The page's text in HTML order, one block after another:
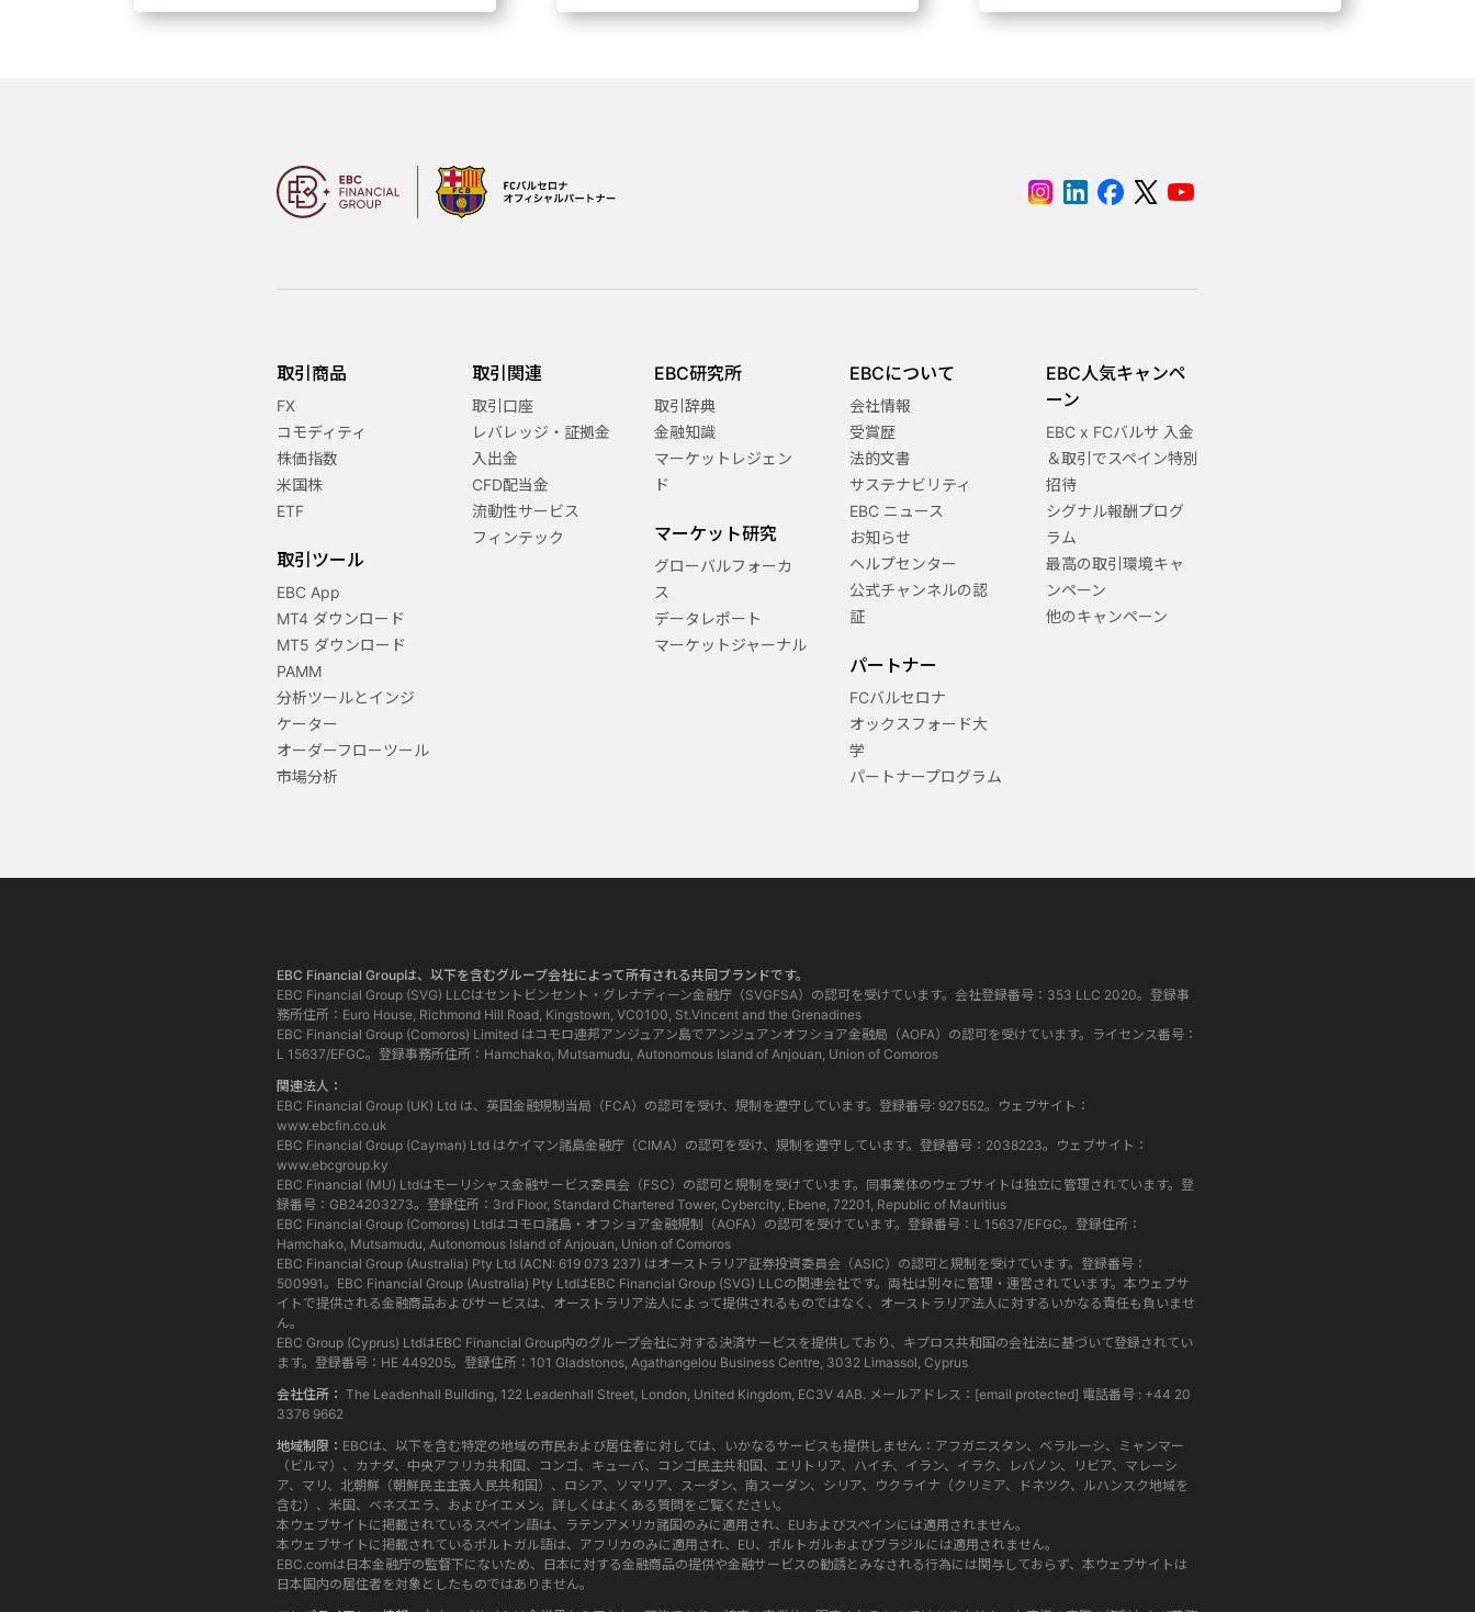
取引商品
FX
コモディティ
株価指数
米国株
ETF
取引ツール
EBC App
MT4 ダウンロード
MT5 ダウンロード
PAMM
分析ツールとインジ
ケーター
オーダーフローツール
市場分析
取引関連
取引口座
レバレッジ・証拠金
入出金
CFD配当金
流動性サービス
フィンテック
EBC研究所
取引辞典
金融知識
マーケットレジェン
ド
マーケット研究
グローバルフォーカ
ス
データレポート
マーケットジャーナル
EBCについて
会社情報
受賞歴
法的文書
サステナビリティ
EBC ニュース
お知らせ
ヘルプセンター
公式チャンネルの認
証
パートナー
FCバルセロナ
オックスフォード大
学
パートナープログラム
EBC人気キャンペ
ーン
EBC x FCバルサ 入金
＆取引でスペイン特別
招待
シグナル報酬プログ
ラム
最高の取引環境キャ
ンペーン
他のキャンペーン
EBC Financial Groupは、以下を含むグループ会社によって所有される共同ブランドです。
EBC Financial Group (SVG) LLCはセントビンセント・グレナディーン金融庁（SVGFSA）の認可を受けています。会社登録番号：353 LLC 2020。登録事
務所住所：Euro House, Richmond Hill Road, Kingstown, VC0100, St.Vincent and the Grenadines
EBC Financial Group (Comoros) Limited はコモロ連邦アンジュアン島でアンジュアンオフショア金融局（AOFA）の認可を受けています。ライセンス番号：
L 15637/EFGC。登録事務所住所：Hamchako, Mutsamudu, Autonomous Island of Anjouan, Union of Comoros
関連法人：
EBC Financial Group (UK) Ltd は、英国金融規制当局（FCA）の認可を受け、規制を遵守しています。登録番号: 927552。ウェブサイト：
www.ebcfin.co.uk
EBC Financial Group (Cayman) Ltd はケイマン諸島金融庁（CIMA）の認可を受け、規制を遵守しています。登録番号：2038223。ウェブサイト：
www.ebcgroup.ky
EBC Financial (MU) Ltdはモーリシャス金融サービス委員会（FSC）の認可と規制を受けています。同事業体のウェブサイトは独立に管理されています。登
録番号：GB24203273。登録住所：3rd Floor, Standard Chartered Tower, Cybercity, Ebene, 72201, Republic of Mauritius
EBC Financial Group (Comoros) Ltdはコモロ諸島・オフショア金融規制（AOFA）の認可を受けています。登録番号：L 15637/EFGC。登録住所：
Hamchako, Mutsamudu, Autonomous Island of Anjouan, Union of Comoros
EBC Financial Group (Australia) Pty Ltd (ACN: 619 073 237) はオーストラリア証券投資委員会（ASIC）の認可と規制を受けています。登録番号：
500991。EBC Financial Group (Australia) Pty LtdはEBC Financial Group (SVG) LLCの関連会社です。両社は別々に管理・運営されています。本ウェブサ
イトで提供される金融商品およびサービスは、オーストラリア法人によって提供されるものではなく、オーストラリア法人に対するいかなる責任も負いませ
ん。
EBC Group (Cyprus) LtdはEBC Financial Group内のグループ会社に対する決済サービスを提供しており、キプロス共和国の会社法に基づいて登録されてい
ます。登録番号：HE 449205。登録住所：101 Gladstonos, Agathangelou Business Centre, 3032 Limassol, Cyprus
会社住所： The Leadenhall Building, 122 Leadenhall Street, London, United Kingdom, EC3V 4AB. メールアドレス： [email protected] 電話番号 : +44 20
3376 9662
地域制限： EBCは、以下を含む特定の地域の市民および居住者に対しては、いかなるサービスも提供しません：アフガニスタン、ベラルーシ、ミャンマー
（ビルマ）、カナダ、中央アフリカ共和国、コンゴ、キューバ、コンゴ民主共和国、エリトリア、ハイチ、イラン、イラク、レバノン、リビア、マレーシ
ア、マリ、北朝鮮（朝鮮民主主義人民共和国）、ロシア、ソマリア、スーダン、南スーダン、シリア、ウクライナ（クリミア、ドネツク、ルハンスク地域を
含む）、米国、ベネズエラ、およびイエメン。詳しくはよくある質問をご覧ください。
本ウェブサイトに掲載されているスペイン語は、ラテンアメリカ諸国のみに適用され、EUおよびスペインには適用されません。
本ウェブサイトに掲載されているポルトガル語は、アフリカのみに適用され、EU、ポルトガルおよびブラジルには適用されません。
EBC.comは日本金融庁の監督下にないため、日本に対する金融商品の提供や金融サービスの勧誘とみなされる行為には関与しておらず、本ウェブサイトは
日本国内の居住者を対象としたものではありません。